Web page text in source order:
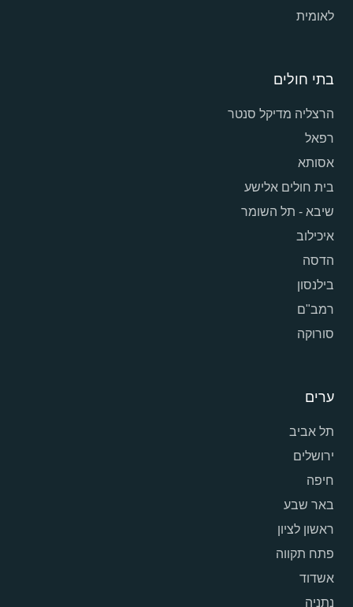
לאומית
בתי חולים
הרצליה מדיקל סנטר
רפאל
אסותא
בית חולים אלישע
שיבא - תל השומר
איכילוב
הדסה
בילנסון
רמב"ם
סורוקה
ערים
תל אביב
ירושלים
חיפה
באר שבע
ראשון לציון
פתח תקווה
אשדוד
נתניה